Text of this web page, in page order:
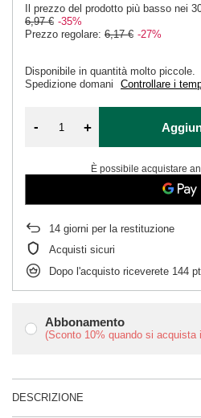
Abbonamento
(Sconto 10% quando si acquista
Disponibile in quantità molto piccole
Spedizione domani Controllare i
Il prezzo del prodotto più basso nei
6,97 € -35%
Prezzo regolare: 6,17 € -27%
- +
È possibile acquistare
14 giorni per la restituzione
Acquisti sicuri
Dopo l'acquisto riceverete 144
DESCRIZIONE